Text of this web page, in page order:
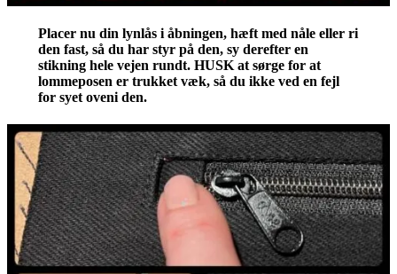
Placer nu din lynlås i åbningen, hæft med nåle eller ri
den fast, så du har styr på den, sy derefter en
stikning hele vejen rundt. HUSK at sørge for at
lommeposen er trukket væk, så du ikke ved en fejl
for syet oveni den.